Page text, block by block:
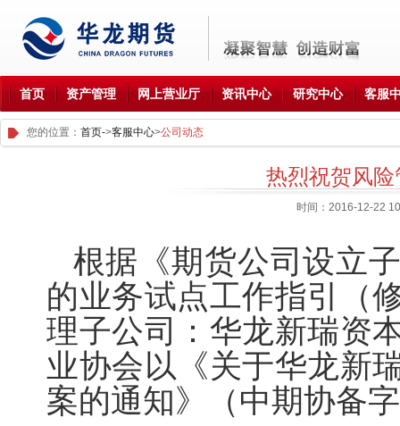
首页 资产管理 网上营业厅 资讯中心 研究中心 客服
您的位置： 首页->客服中心>公司动态
热烈祝贺风
时间：2016-12-22
根据《期货公司设立
的业务试点工作指引（
理子公司：华龙新瑞资
业协会以《关于华龙新
案的通知》（中期协备字